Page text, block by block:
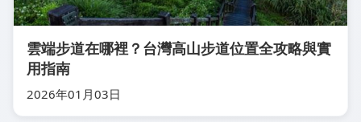
雲端步道在哪裡？台灣高山步道位置全攻略與實
用指南
2026年01月03日